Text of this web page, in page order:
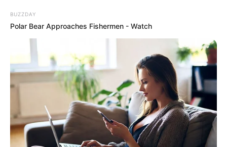
anterior, é possível fazer um gorro de Papai Noel,
basta pintar os palitos de vermelho e colar
BUZZDAY
Polar Bear Approaches Fishermen - Watch